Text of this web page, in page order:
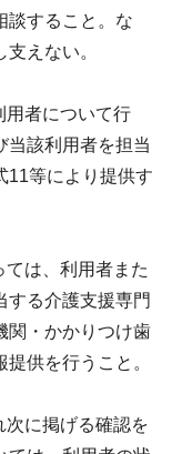
談すること。な
えない。
者について行
当該利用者を担当
11等により提供す
は、利用者また
する介護支援専門
関・かかりつけ歯
供を行うこと。
に掲げる確認を